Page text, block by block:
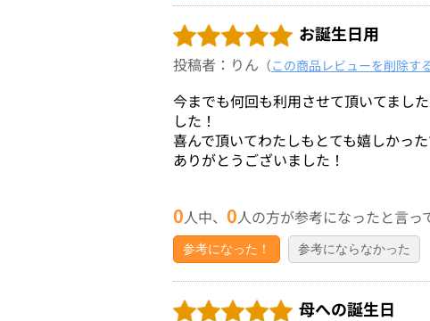
お誕生日用
投稿者：りん （この商品レビューを削除す
今までも何回も利用させて頂いてまし
した！
喜んで頂いてわたしもとても嬉しかった
ありがとうございました！
0人中、 0人の方が参考になったと言っ
参考になった！ 参考にならなかった
母への誕生日